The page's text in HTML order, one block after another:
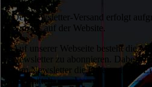
Der Newsletter-Versand erfolgt
Nutzers auf der Website.
Auf unserer Webseite besteht die
Newsletter zu abonnieren. Dabei
zum Newsletter die Daten aus der
übermittelt.